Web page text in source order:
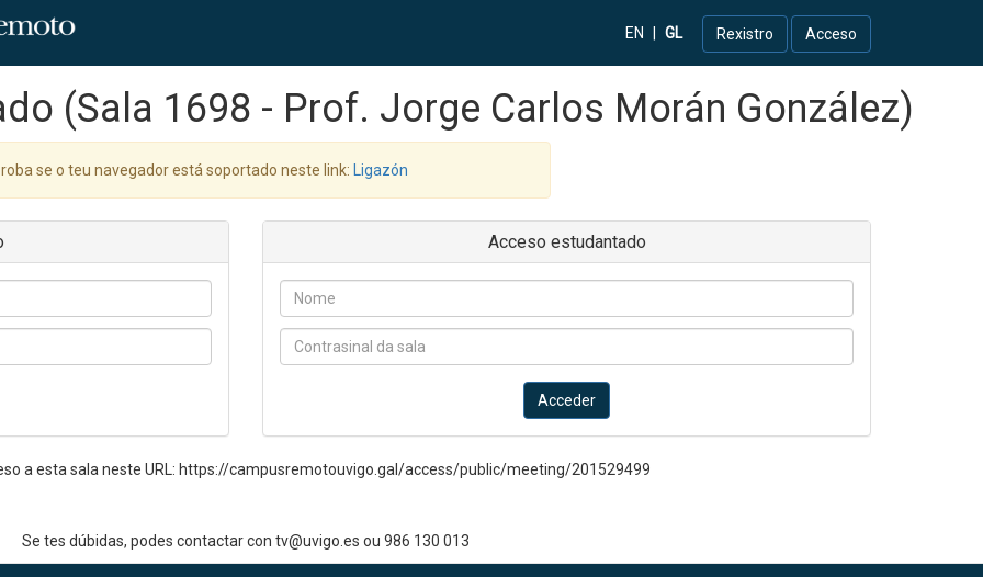
EN GL Rexistro Acceso
(Sala 1698 - Prof. Jorge Carlos Morán González)
se o teu navegador está soportado neste link: Ligazón
Acceso estudantado
Acceder
a esta sala neste URL: https://campusremotouvigo.gal/access/public/meeting/201529499
Se tes dúbidas, podes contactar con tv@uvigo.es ou 986 130 013